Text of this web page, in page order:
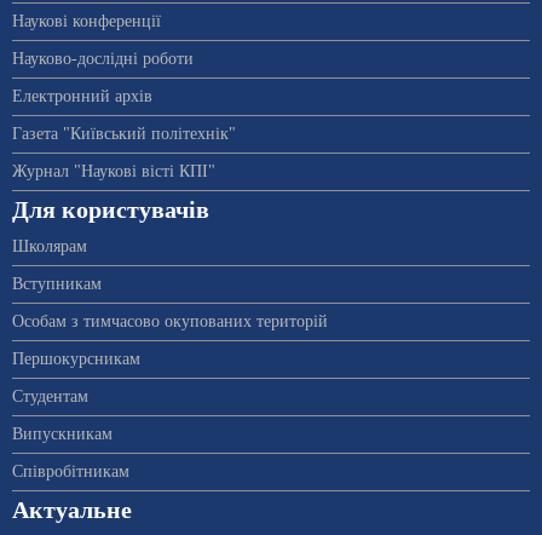
Наукові конференції
Науково-дослідні роботи
Електронний архів
Газета "Київський політехнік"
Журнал "Наукові вісті КПІ"
Для користувачів
Школярам
Вступникам
Особам з тимчасово окупованих територій
Першокурсникам
Студентам
Випускникам
Співробітникам
Актуальне